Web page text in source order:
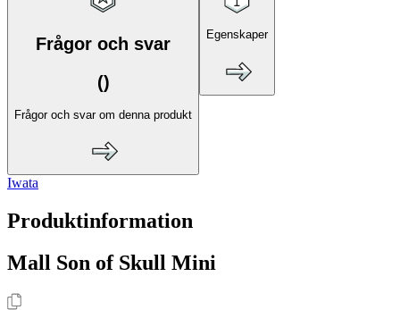
Frågor och svar
()
Frågor och svar om denna produkt
Egenskaper
Iwata
Produktinformation
Mall Son of Skull Mini